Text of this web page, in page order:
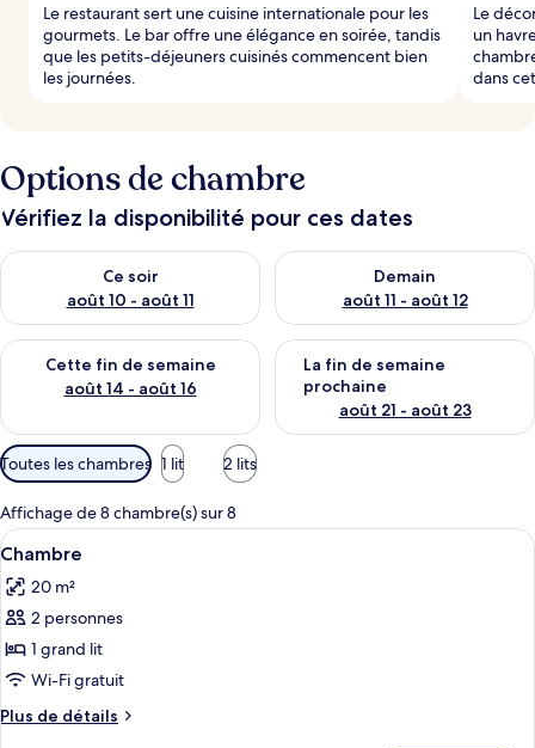
Le restaurant sert une cuisine internationale pour les
gourmets. Le bar offre une élégance en soirée, tandis
que les petits-déjeuners cuisinés commencent bien
les journées.
Le
un
dans
Options de chambre
Vérifiez la disponibilité pour ces dates
Ce soir
août 10 - août 11
Vérifier la disponibilité pour ce soir août 10 - août 11
Demain
août 11 - août 12
Vérifier la disponibilité pour
Cette fin de semaine
août 14 - août 16
Vérifier la disponibilité pour cette fin de semaine août 14 -
La fin de semaine
prochaine
août 21 - août 23
Vérifier la disponibilité pour
Filtres
disponibles
pour
les
chambres
Toutes les chambres 1 lit 2 lits
Affichage de 8 chambre(s) sur 8
Afficher
toutes
les
photos
pour
ce
type
de
Une chambre d’hôtel comprenant
4
Chambre
20 m²
2 personnes
1 grand lit
Wi-Fi gratuit
Plus de détails
Plus